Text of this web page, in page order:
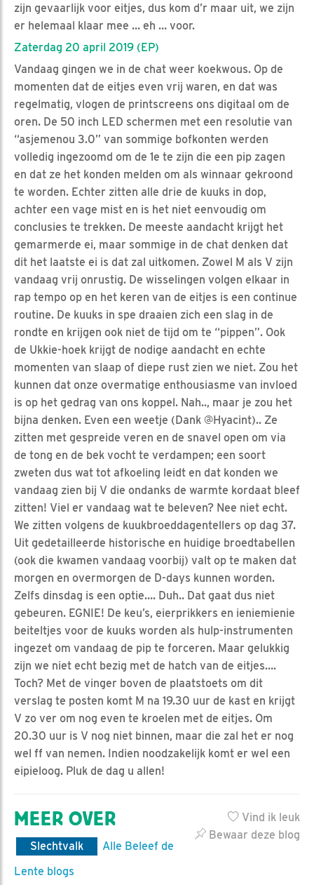
zijn gevaarlijk voor eitjes, dus kom d’r maar uit, we zijn
er helemaal klaar mee … eh … voor.
Zaterdag 20 april 2019 (EP)
Vandaag gingen we in de chat weer koekwous. Op de
momenten dat de eitjes even vrij waren, en dat was
regelmatig, vlogen de printscreens ons digitaal om de
oren. De 50 inch LED schermen met een resolutie van
“asjemenou 3.0” van sommige bofkonten werden
volledig ingezoomd om de 1e te zijn die een pip zagen
en dat ze het konden melden om als winnaar gekroond
te worden. Echter zitten alle drie de kuuks in dop,
achter een vage mist en is het niet eenvoudig om
conclusies te trekken. De meeste aandacht krijgt het
gemarmerde ei, maar sommige in de chat denken dat
dit het laatste ei is dat zal uitkomen. Zowel M als V zijn
vandaag vrij onrustig. De wisselingen volgen elkaar in
rap tempo op en het keren van de eitjes is een continue
routine. De kuuks in spe draaien zich een slag in de
rondte en krijgen ook niet de tijd om te “pippen”. Ook
de Ukkie-hoek krijgt de nodige aandacht en echte
momenten van slaap of diepe rust zien we niet. Zou het
kunnen dat onze overmatige enthousiasme van invloed
is op het gedrag van ons koppel. Nah.., maar je zou het
bijna denken. Even een weetje (Dank @Hyacint).. Ze
zitten met gespreide veren en de snavel open om via
de tong en de bek vocht te verdampen; een soort
zweten dus wat tot afkoeling leidt en dat konden we
vandaag zien bij V die ondanks de warmte kordaat bleef
zitten! Viel er vandaag wat te beleven? Nee niet echt.
We zitten volgens de kuukbroeddagentellers op dag 37.
Uit gedetailleerde historische en huidige broedtabellen
(ook die kwamen vandaag voorbij) valt op te maken dat
morgen en overmorgen de D-days kunnen worden.
Zelfs dinsdag is een optie…. Duh.. Dat gaat dus niet
gebeuren. EGNIE! De keu’s, eierprikkers en ieniemienie
beiteltjes voor de kuuks worden als hulp-instrumenten
ingezet om vandaag de pip te forceren. Maar gelukkig
zijn we niet echt bezig met de hatch van de eitjes….
Toch? Met de vinger boven de plaatstoets om dit
verslag te posten komt M na 19.30 uur de kast en krijgt
V zo ver om nog even te kroelen met de eitjes. Om
20.30 uur is V nog niet binnen, maar die zal het er nog
wel ff van nemen. Indien noodzakelijk komt er wel een
eipieloog. Pluk de dag u allen!
Vind ik leuk
Bewaar deze blog
MEER OVER
Slechtvalk
Alle Beleef de
Lente blogs